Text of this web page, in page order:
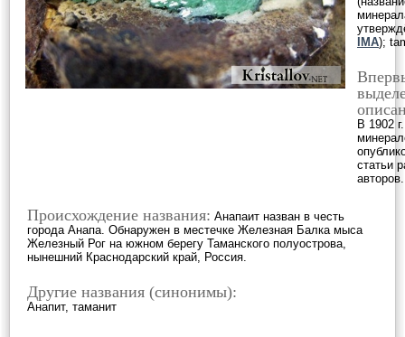
IMA);
В 1902
статьи
авторов.
Происхождение названия: Анапаит назван в честь
города Анапа. Обнаружен в местечке Железная Балка мыса
Железный Рог на южном берегу Таманского полуострова,
нынешний Краснодарский край, Россия.
Другие названия (синонимы):
Анапит, таманит